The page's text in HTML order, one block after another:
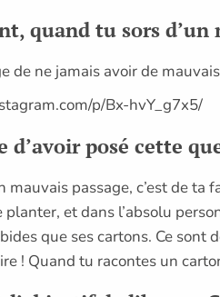
quand tu sors d’un
de ne jamais avoir de
p/Bx-hvY_g7x5/
d’avoir posé cette
mauvais passage, c’est de
planter, et dans l’absolu
que ses cartons. Ce sont
! Quand tu racontes un